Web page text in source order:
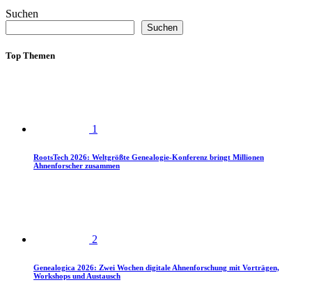
Suchen
Suchen
Top Themen
1
RootsTech 2026: Weltgrößte Genealogie-Konferenz bringt Millionen
Ahnenforscher zusammen
2
Genealogica 2026: Zwei Wochen digitale Ahnenforschung mit Vorträgen,
Workshops und Austausch